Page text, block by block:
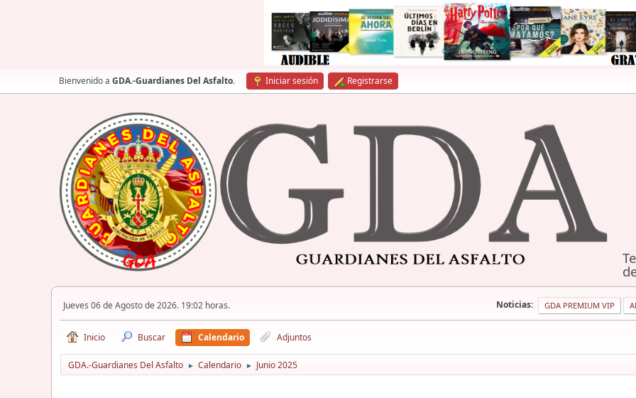
Bienvenido a GDA.-Guardianes Del Asfalto. Iniciar sesión Registrarse
Jueves 06 de Agosto de 2026. 19:02 horas. Noticias: GDA PREMIUM VIP
Inicio Buscar Calendario Adjuntos
GDA.-Guardianes Del Asfalto ► Calendario ► Junio 2025